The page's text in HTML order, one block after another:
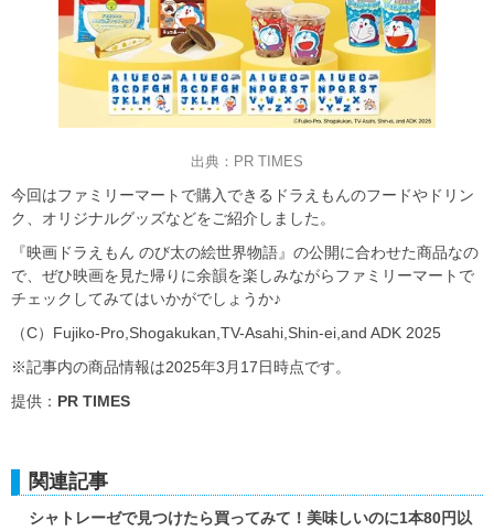
出典：PR TIMES
今回はファミリーマートで購入できるドラえもんのフードやドリン
ク、オリジナルグッズなどをご紹介しました。
『映画ドラえもん のび太の絵世界物語』の公開に合わせた商品なの
で、ぜひ映画を見た帰りに余韻を楽しみながらファミリーマートで
チェックしてみてはいかがでしょうか♪
（C）Fujiko-Pro,Shogakukan,TV-Asahi,Shin-ei,and ADK 2025
※記事内の商品情報は2025年3月17日時点です。
提供： PR TIMES
関連記事
シャトレーゼで見つけたら買ってみて！美味しいのに1本80円以